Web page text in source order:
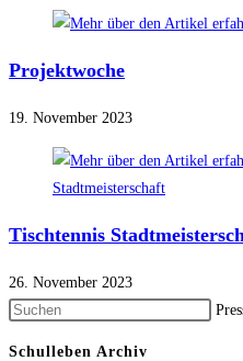
Projektwoche
19. November 2023
Tischtennis
26. November 2023
Schulleben Archiv